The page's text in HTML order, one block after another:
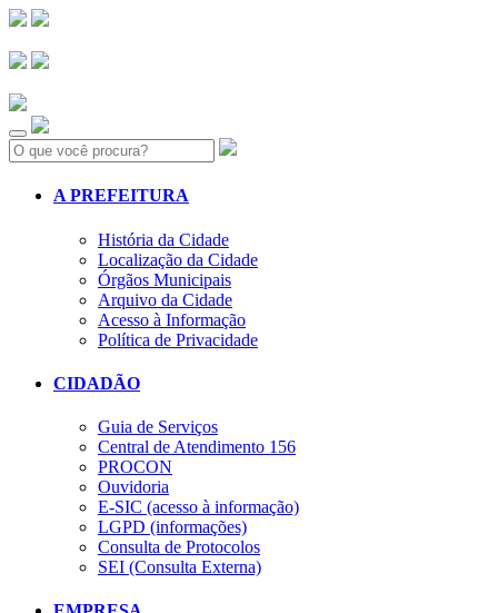
Search:
A PREFEITURA
História da Cidade
Localização da Cidade
Órgãos Municipais
Arquivo da Cidade
Acesso à Informação
Política de Privacidade
CIDADÃO
Guia de Serviços
Central de Atendimento 156
PROCON
Ouvidoria
E-SIC (acesso à informação)
LGPD (informações)
Consulta de Protocolos
SEI (Consulta Externa)